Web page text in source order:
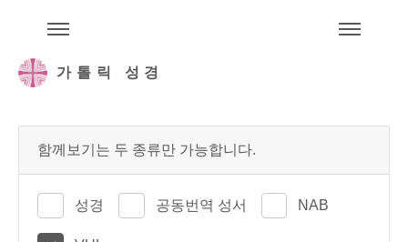
가톨릭 성경
함께보기는 두 종류만 가능합니다.
성경 공동번역 성서 NAB